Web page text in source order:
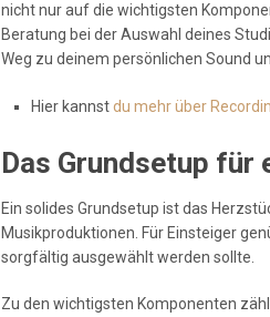
nicht nur auf die wichtigsten
Beratung bei der Auswahl deines
Weg zu deinem persönlichen Sound
Hier kannstdu mehr über
Das Grundsetup für
Ein solides Grundsetup ist das
Musikproduktionen. Für Einsteiger
sorgfältig ausgewählt werden sollte.
Zu den wichtigsten Komponenten